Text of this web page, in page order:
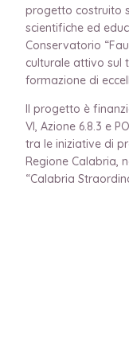
progetto costruito
scientifiche ed
Conservatorio
culturale attivo sul
formazione di
Il progetto è
VI, Azione 6.8.3 e
tra le iniziative di
Regione Calabria,
“Calabria